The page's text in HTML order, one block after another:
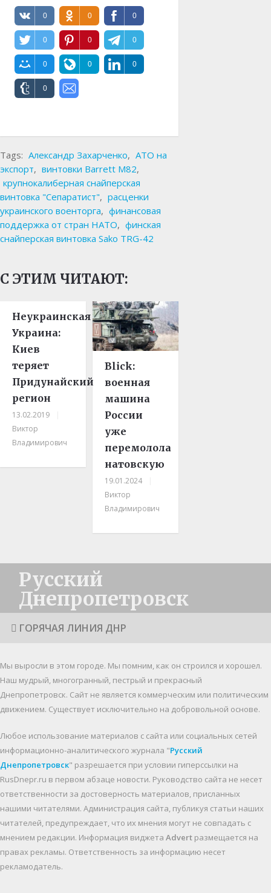
0 0 0
0 0 0
0 0 0
0
Tags: Александр Захарченко, АТО на
экспорт, винтовки Barrett M82,
крупнокалиберная снайперская
винтовка "Сепаратист", расценки
украинского военторга, финансовая
поддержка от стран НАТО, финская
снайперская винтовка Sako TRG-42
С ЭТИМ ЧИТАЮТ:
Неукраинская
Украина:
Киев
теряет
Придунайский
регион
13.02.2019
Виктор
Владимирович
Blick:
военная
машина
России
уже
перемолола
натовскую
19.01.2024
Виктор
Владимирович
Русский
Днепропетровск
ГОРЯЧАЯ ЛИНИЯ ДНР
Мы выросли в этом городе. Мы помним, как он строился и хорошел.
Наш мудрый, многогранный, пестрый и прекрасный
Днепропетровск. Cайт не является коммерческим или политическим
движением. Существует исключительно на добровольной основе.
Любое использование материалов c сайта или социальных сетей
информационно-аналитического журнала "Русский
Днепропетровск" разрешается при условии гиперссылки на
RusDnepr.ru в первом абзаце новости. Руководство сайта не несет
ответственности за достоверность материалов, присланных
нашими читателями. Администрация сайта, публикуя статьи наших
читателей, предупреждает, что их мнения могут не совпадать с
мнением редакции. Информация виджета Advert размещается на
правах рекламы. Ответственность за информацию несет
рекламодатель.